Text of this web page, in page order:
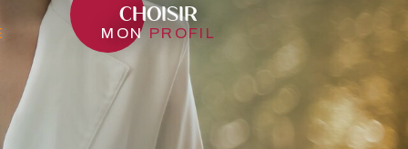
CHOISIR
monprofil